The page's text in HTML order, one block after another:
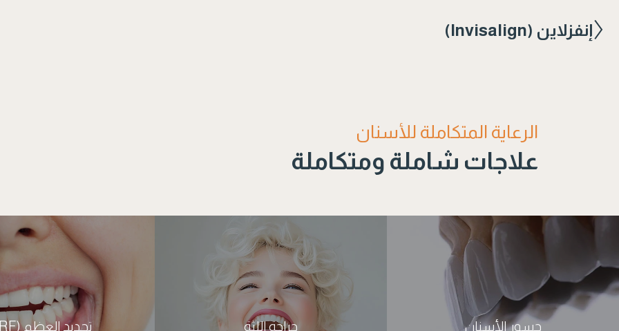
إنفزلاين (Invisalign)
الرعاية المتكاملة للأسنان
علاجات شاملة ومتكاملة
جسور الأسنان جراحة اللثة تجديد العظم (PRF)